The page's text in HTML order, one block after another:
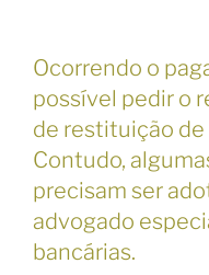
Ocorrendo o
possível pedir o
de restituição
Contudo,
precisam ser
advogado
bancárias.